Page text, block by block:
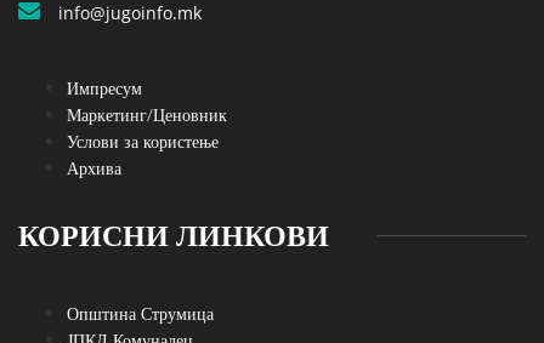
info@jugoinfo.mk
Импресум
Маркетинг/Ценовник
Услови за користење
Архива
КОРИСНИ ЛИНКОВИ
Општина Струмица